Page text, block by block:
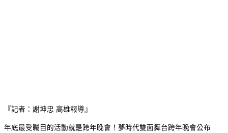
『記者：謝坤忠 高雄報導』
年底最受矚目的活動就是跨年晚會！夢時代雙面舞台跨年晚會公布